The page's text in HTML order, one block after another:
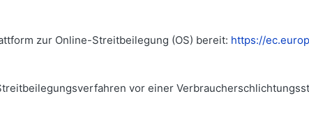
zur Online-Streitbeilegung (OS) bereit: https://
vor einer